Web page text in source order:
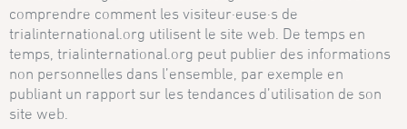
comprendre comment les visiteur·euse·s de
trialinternational.org utilisent le site web. De temps en
temps, trialinternational.org peut publier des informations
non personnelles dans l’ensemble, par exemple en
publiant un rapport sur les tendances d’utilisation de son
site web.